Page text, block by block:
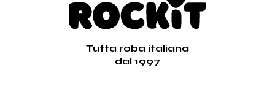
Tutta roba italiana
dal 1997